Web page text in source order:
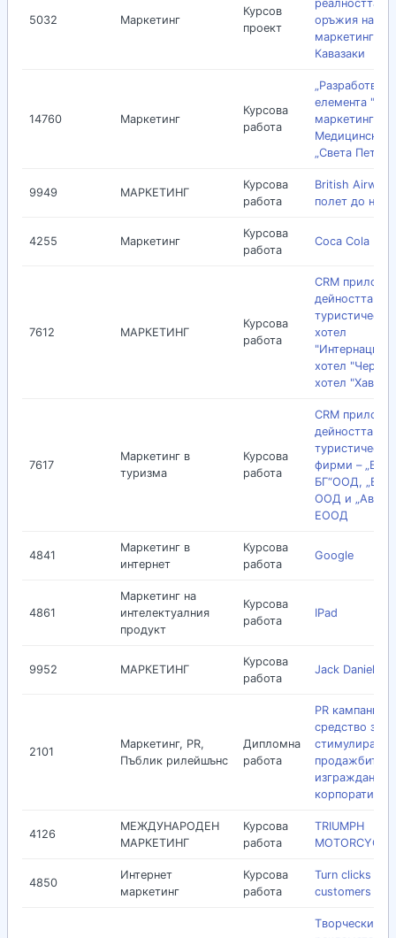
5032 Маркетинг
Курсов
проект
реалността:
оръжия на
маркетинга”
Кавазаки
14760 Маркетинг
Курсова
работа
елемента
маркетинг
Медицински
„Света
9949 МАРКЕТИНГ
Курсова
работа
British
полет до
4255 Маркетинг
Курсова
работа
Coca Cola
7612 МАРКЕТИНГ
Курсова
работа
CRM
дейността на
хотел
хотел "Черно
хотел "Хавана"
7617
Маркетинг в
туризма
Курсова
работа
CRM
дейността на
фирми – „Бон
БГ“ООД,
ООД и „Авиа
ЕООД
4841
Маркетинг в
интернет
Курсова
работа
Google
4861
Маркетинг на
интелектуалния
продукт
Курсова
работа
IPad
9952 МАРКЕТИНГ
Курсова
работа
Jack Daniels
2101
Маркетинг, PR,
Пъблик рилейшънс
Дипломна
работа
PR
средство за
стимулиране
продажбите и
изграждане на
4126
МЕЖДУНАРОДЕН
МАРКЕТИНГ
Курсова
работа
TRIUMPH
4850
Интернет
маркетинг
Курсова
работа
Turn clicks into
customers
Tворческият